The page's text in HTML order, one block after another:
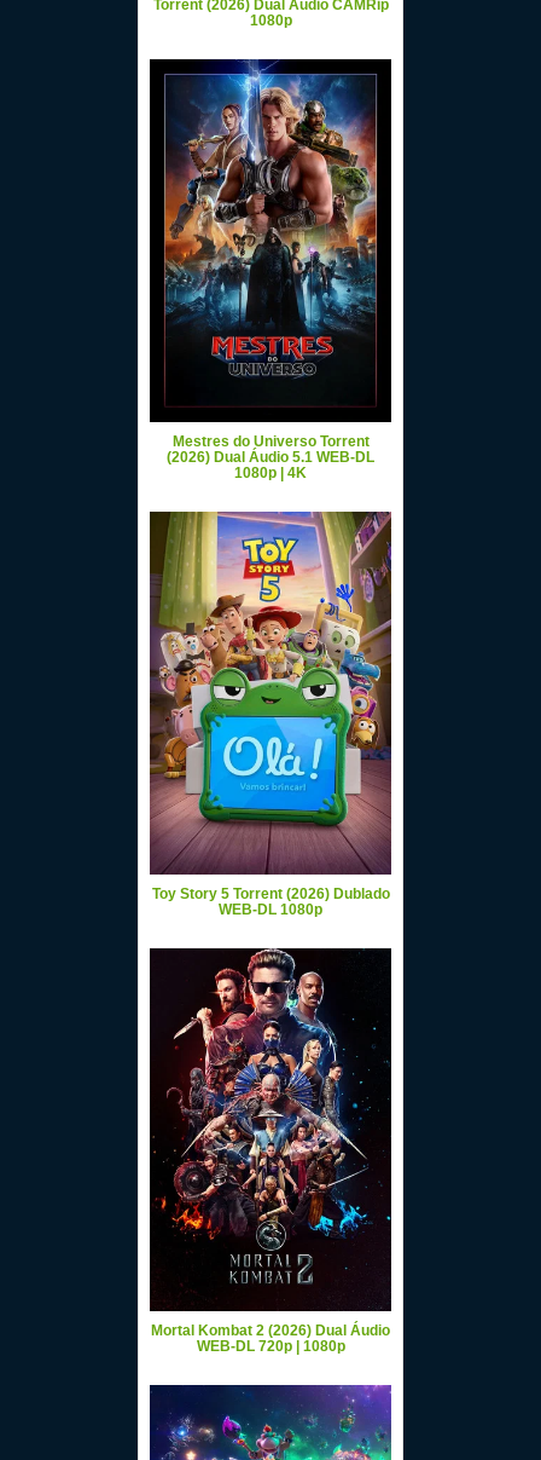
Torrent (2026) Dual Áudio CAMRip
1080p
Mestres do Universo Torrent
(2026) Dual Áudio 5.1 WEB-DL
1080p | 4K
Toy Story 5 Torrent (2026) Dublado
WEB-DL 1080p
Mortal Kombat 2 (2026) Dual Áudio
WEB-DL 720p | 1080p